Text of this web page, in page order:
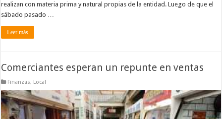
realizan con materia prima y natural propias de la entidad. Luego de que el
sábado pasado …
Leer más
Comerciantes esperan un repunte en ventas
Finanzas, Local